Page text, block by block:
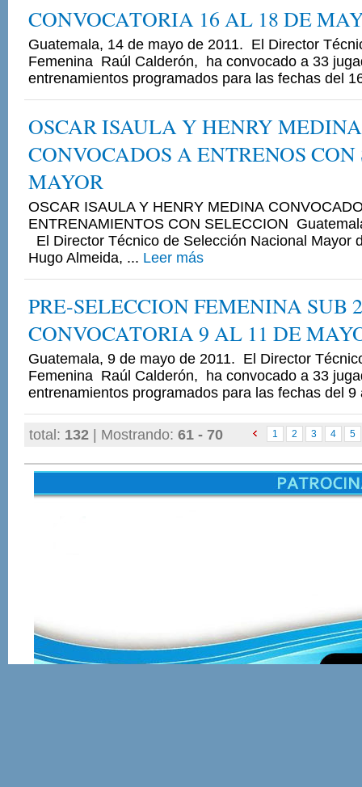
CONVOCATORIA 16 AL 18 DE
Guatemala, 14 de mayo de 2011. El Director
Femenina Raúl Calderón, ha convocado a 33
entrenamientos programados para las fechas del
OSCAR ISAULA Y HENRY MEDINA
CONVOCADOS A ENTRENOS
MAYOR
OSCAR ISAULA Y HENRY MEDINA
ENTRENAMIENTOS CON SELECCION
El Director Técnico de Selección Nacional Mayor
Hugo Almeida, ... Leer más
PRE-SELECCION FEMENINA SUB
CONVOCATORIA 9 AL 11 DE
Guatemala, 9 de mayo de 2011. El Director
Femenina Raúl Calderón, ha convocado a 33
entrenamientos programados para las fechas del
1 2 3 4 5
total: 132 | Mostrando: 61 - 70